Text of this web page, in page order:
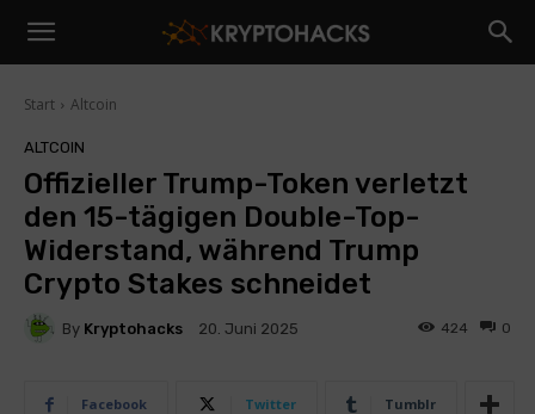
Start Altcoin
ALTCOIN
Offizieller Trump-Token verletzt
den 15-tägigen Double-Top-
Widerstand, während Trump
Crypto Stakes schneidet
By Kryptohacks 20. Juni 2025 0
424
Facebook Twitter Tumblr